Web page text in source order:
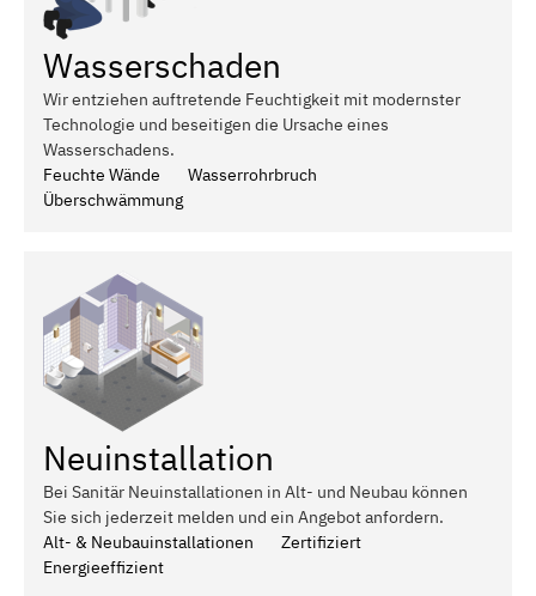
Wasserschaden
Wir entziehen auftretende Feuchtigkeit mit modernster
Technologie und beseitigen die Ursache eines
Wasserschadens.
Feuchte Wände
Wasserrohrbruch
Überschwämmung
Neuinstallation
Bei Sanitär Neuinstallationen in Alt- und Neubau können
Sie sich jederzeit melden und ein Angebot anfordern.
Alt- & Neubauinstallationen
Zertifiziert
Energieeffizient